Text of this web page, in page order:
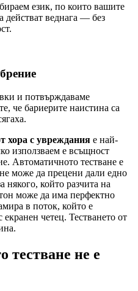
език, по които вашите
действат веднага — без
и потвърждаваме
че бариерите наистина са
хора с увреждания е най-
използваем е всъщност
Автоматичното тестване е
може да прецени дали едно
някого, който разчита на
може да има перфектно
в поток, който е
четец. Тестването от
тестване не е